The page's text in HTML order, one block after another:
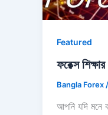
Featured
ফরেক্স
Bangla Forex /
আপনি যদি মনে